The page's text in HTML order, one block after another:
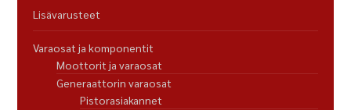
Lisävarusteet
Varaosat ja komponentit
Moottorit ja varaosat
Generaattorin varaosat
Pistorasiakannet